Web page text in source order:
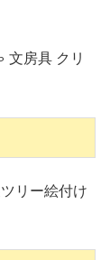
文房具 クリ
リー絵付け